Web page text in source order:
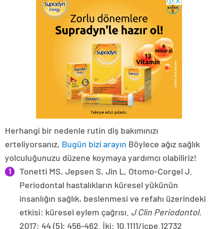
Herhangi bir nedenle rutin diş bakımınızı
erteliyorsanız, Bugün bizi arayın Böylece ağız sağlık
yolculuğunuzu düzene koymaya yardımcı olabiliriz!
Tonetti MS, Jepsen S, Jin L, Otomo-Corgel J.
Periodontal hastalıkların küresel yükünün
insanlığın sağlık, beslenmesi ve refahı üzerindeki
etkisi: küresel eylem çağrısı. J Clin Periodontol.
2017; 44 (5): 456-462. İki: 10.1111/jcpe.12732